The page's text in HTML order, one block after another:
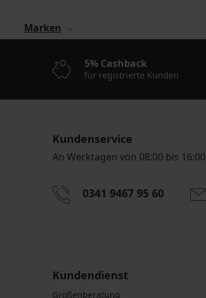
Marken
5% Cashback
für registrierte Kunden
Kundenservice
An Werktagen von 08:00 bis
0341 9467 95 60
Kundendienst
Größenberatung